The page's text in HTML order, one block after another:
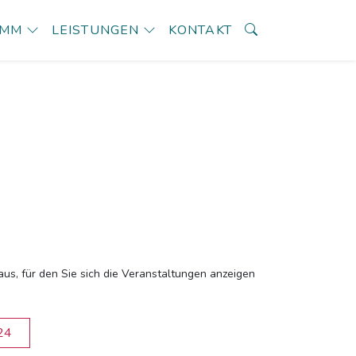
LEISTUNGEN KONTAKT
für den Sie sich die Veranstaltungen anzeigen